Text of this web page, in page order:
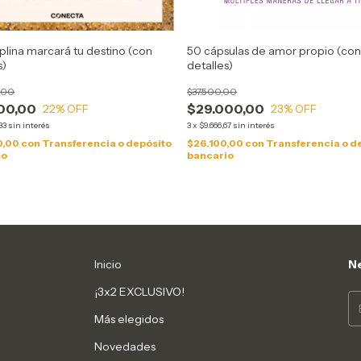
marcará tu destino (con
22% OFF
sin interés
con Transferencia o depósito
50 cápsulas de amor propio (con
detalles)
$29.000,00
$37.500,00
23% OFF
3x $9.666,67 sin interés
$26.100,00 con Transferencia o
bancario
Inicio
¡3x2 EXCLUSIVO!
Más elegidos
Novedades